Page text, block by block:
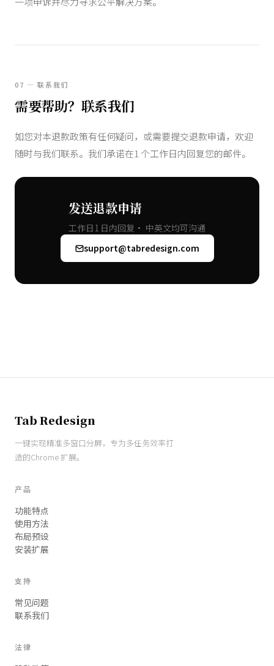
07 — 联系我们
需要帮助？联系我们
如您对本退款政策有任何疑问，或需要提交退款申请，欢迎
随时与我们联系。我们承诺在1 个工作日内回复您的邮件。
发送退款申请
工作日1 日内回复· 中英文均可沟通
support@tabredesign.com
Tab Redesign
一键实现精准多窗口分屏，专为多任务效率打
造的Chrome 扩展。
产品
功能特点
使用方法
布局预设
安装扩展
支持
常见问题
联系我们
法律